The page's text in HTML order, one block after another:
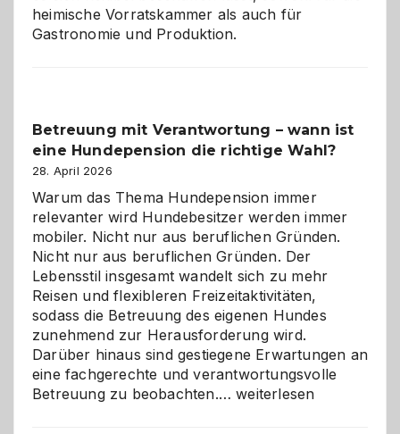
heimische Vorratskammer als auch für
Gastronomie und Produktion.
Betreuung mit Verantwortung – wann ist
eine Hundepension die richtige Wahl?
28. April 2026
Warum das Thema Hundepension immer
relevanter wird Hundebesitzer werden immer
mobiler. Nicht nur aus beruflichen Gründen.
Nicht nur aus beruflichen Gründen. Der
Lebensstil insgesamt wandelt sich zu mehr
Reisen und flexibleren Freizeitaktivitäten,
sodass die Betreuung des eigenen Hundes
zunehmend zur Herausforderung wird.
Darüber hinaus sind gestiegene Erwartungen an
eine fachgerechte und verantwortungsvolle
Betreuung zu beobachten.…Betreuung
weiterlesen